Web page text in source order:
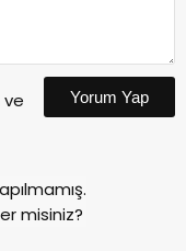
Yorum Yap
misiniz?